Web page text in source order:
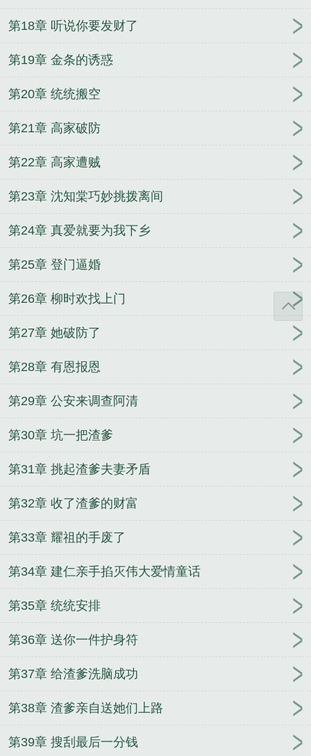
第18章 听说你要发财了
第19章 金条的诱惑
第20章 统统搬空
第21章 高家破防
第22章 高家遭贼
第23章 沈知棠巧妙挑拨离间
第24章 真爱就要为我下乡
第25章 登门逼婚
第26章 柳时欢找上门
第27章 她破防了
第28章 有恩报恩
第29章 公安来调查阿清
第30章 坑一把渣爹
第31章 挑起渣爹夫妻矛盾
第32章 收了渣爹的财富
第33章 耀祖的手废了
第34章 建仁亲手掐灭伟大爱情童话
第35章 统统安排
第36章 送你一件护身符
第37章 给渣爹洗脑成功
第38章 渣爹亲自送她们上路
第39章 搜刮最后一分钱